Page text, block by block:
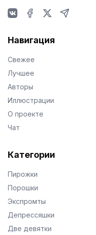
Навигация
Свежее
Лучшее
Авторы
Иллюстрации
О проекте
Чат
Категории
Пирожки
Порошки
Экспромты
Депрессяшки
Две девятки